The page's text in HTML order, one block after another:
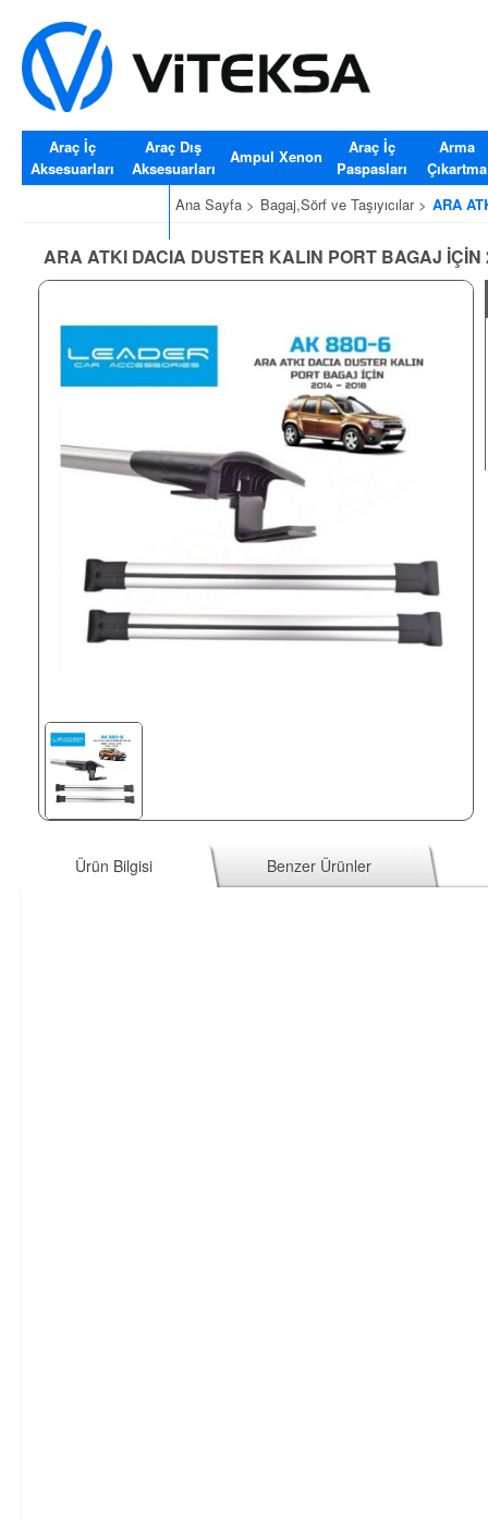
Araç İç
Aksesuarları
Araç Dış
Aksesuarları
Ampul Xenon
Araç İç
Paspasları
Arma
Çıkartma
Ana Sayfa > Bagaj,Sörf ve Taşıyıcılar > ARA
ARA ATKI DACIA DUSTER KALIN PORT BAGAJ İÇİN
Ürün Bilgisi Benzer Ürünler